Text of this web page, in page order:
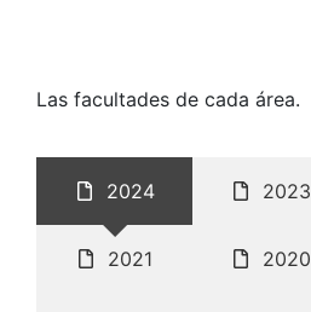
Las facultades de cada área.
2024 2023
2021 2020